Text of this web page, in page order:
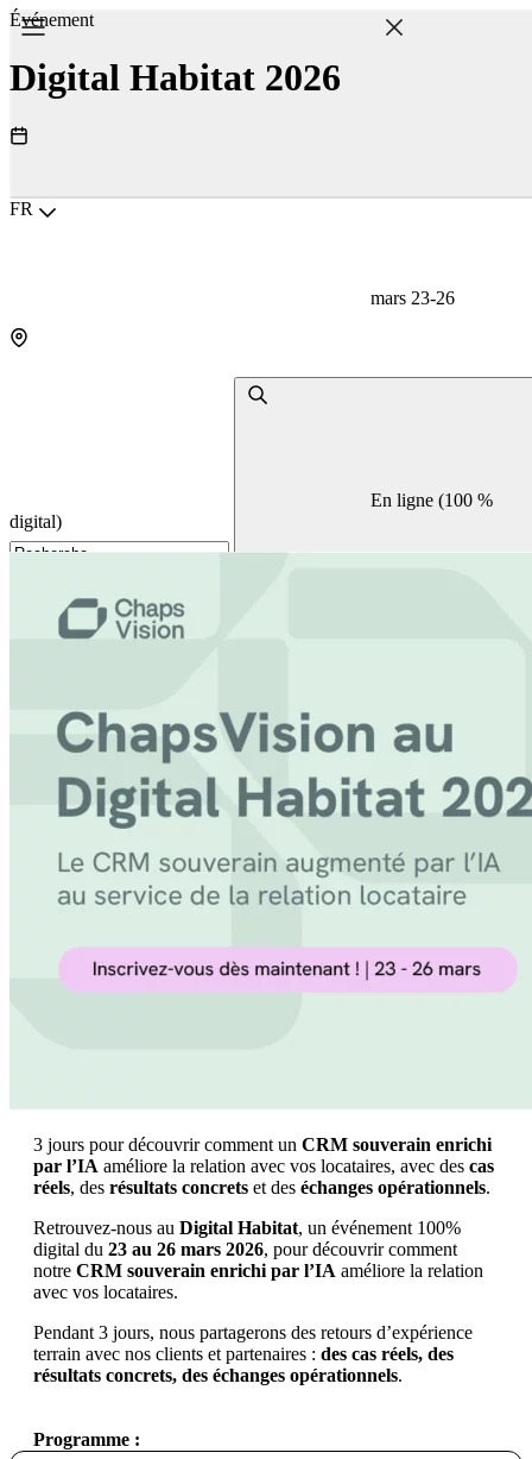
Choisir la langue
FR
Événement
Digital Habitat 2026
mars 23-26
En ligne (100 %
digital)
3 jours pour découvrir comment un CRM souverain enrichi
par l’IA améliore la relation avec vos locataires, avec des cas
réels, des résultats concrets et des échanges opérationnels.
Retrouvez-nous au Digital Habitat, un événement 100%
digital du 23 au 26 mars 2026, pour découvrir comment
notre CRM souverain enrichi par l’IA améliore la relation
avec vos locataires.
Pendant 3 jours, nous partagerons des retours d’expérience
terrain avec nos clients et partenaires : des cas réels, des
résultats concrets, des échanges opérationnels.
Programme :